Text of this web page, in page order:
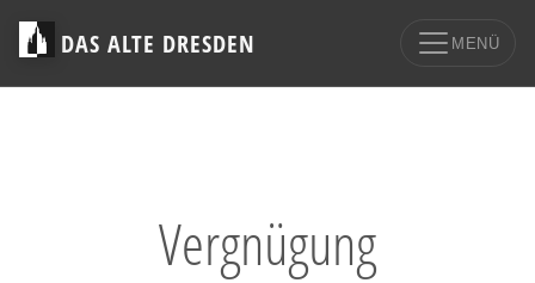
DAS ALTE DRESDEN MENÜ
Vergnügung